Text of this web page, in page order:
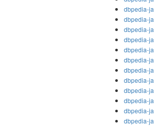
dbpedia-ja
dbpedia-ja
dbpedia-ja
dbpedia-ja
dbpedia-ja
dbpedia-ja
dbpedia-ja
dbpedia-ja
dbpedia-ja
dbpedia-ja
dbpedia-ja
dbpedia-ja